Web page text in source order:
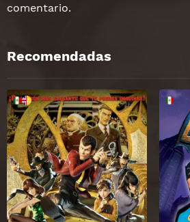
comentario.
Recomendadas